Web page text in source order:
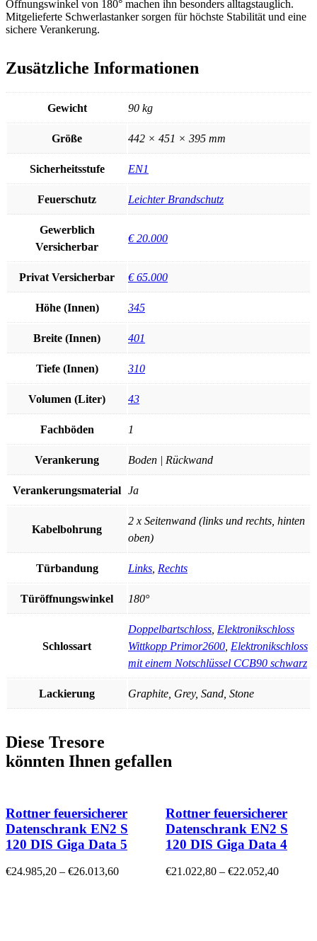
Öffnungswinkel von 180° machen ihn besonders alltagstauglich.
Mitgelieferte Schwerlastanker sorgen für höchste Stabilität und eine
sichere Verankerung.
Zusätzliche Informationen
Gewicht 90 kg
Größe 442 × 451 × 395 mm
Sicherheitsstufe EN1
Feuerschutz Leichter Brandschutz
Gewerblich
Versicherbar
€ 20.000
Privat Versicherbar € 65.000
Höhe (Innen) 345
Breite (Innen) 401
Tiefe (Innen) 310
Volumen (Liter) 43
Fachböden 1
Verankerung Boden | Rückwand
Verankerungsmaterial Ja
Kabelbohrung
2 x Seitenwand (links und rechts, hinten
oben)
Türbandung Links Rechts
Türöffnungswinkel 180°
Schlossart
Doppelbartschloss Elektronikschloss
Wittkopp Primor2600 Elektronikschloss
mit einem Notschlüssel CCB90 schwarz
Lackierung Graphite, Grey, Sand, Stone
Diese Tresore
könnten Ihnen gefallen
Rottner feuersicherer
Datenschrank EN2 S
120 DIS Giga Data 5
€24.985,20 – €26.013,60
Rottner feuersicherer
Datenschrank EN2 S
120 DIS Giga Data 4
€21.022,80 – €22.052,40